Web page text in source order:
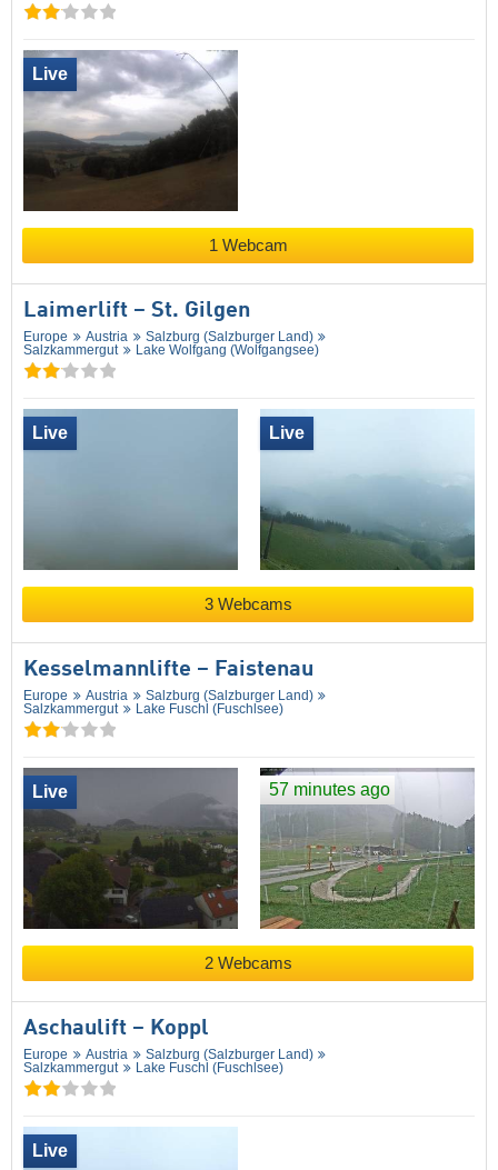
Live
1 Webcam
Laimerlift – St. Gilgen
Europe Austria
Salzburg (Salzburger Land)
Salzkammergut
Lake Wolfgang (Wolfgangsee)
Live Live
3 Webcams
Kesselmannlifte – Faistenau
Europe Austria
Salzburg (Salzburger Land)
Salzkammergut
Lake Fuschl (Fuschlsee)
Live 57 minutes ago
2 Webcams
Aschaulift – Koppl
Europe Austria
Salzburg (Salzburger Land)
Salzkammergut
Lake Fuschl (Fuschlsee)
Live